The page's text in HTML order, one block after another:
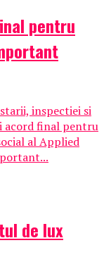
pentru
inspectiei si
acord final pentru
al Applied
de lux